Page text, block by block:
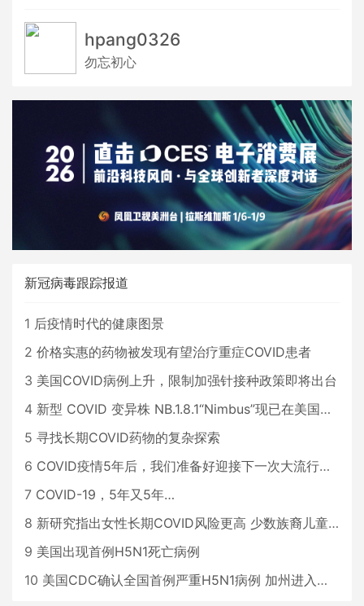
hpang0326
勿忘初心
新冠病毒跟踪报道
1 后疫情时代的健康图景
2 价格实惠的药物被发现有望治疗重症COVID患者
3 美国COVID病例上升，限制加强针接种政策即将出台
4 新型 COVID 变异株 NB.1.8.1“Nimbus”现已在美国占据主导地位
5 寻找长期COVID药物的复杂探索
6 COVID疫情5年后，我们准备好迎接下一次大流行了吗？
7 COVID-19，5年又5年…
8 新研究指出女性长期COVID风险更高 少数族裔儿童存在差异
9 美国出现首例H5N1死亡病例
10 美国CDC确认全国首例严重H5N1病例 加州进入紧急状态